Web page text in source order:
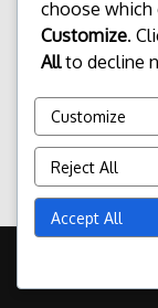
Copyright ©
choose which
Customize.
Allto decline
Customize
Reject All
Accept All